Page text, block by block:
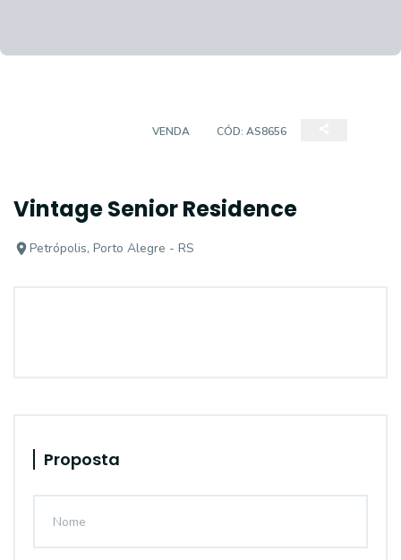
VENDA CÓD: AS8656
Vintage Senior Residence
Petrópolis, Porto Alegre - RS
Proposta